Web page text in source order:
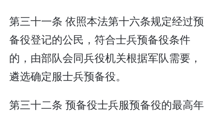
第三十一条 依照本法第十六条规定经过预
备役登记的公民，符合士兵预备役条件
的，由部队会同兵役机关根据军队需要，
遴选确定服士兵预备役。
第三十二条 预备役士兵服预备役的最高年